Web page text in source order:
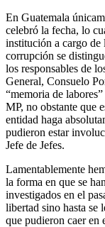
En Guatemala
celebró la fecha, lo
institución a cargo de
corrupción se
los responsables de
General, Consuelo
“memoria de
MP, no obstante que
entidad haga
pudieron estar
Jefe de Jefes.
Lamentablemente
la forma en que se
investigados en el
libertad sino hasta se
que pudieron caer en